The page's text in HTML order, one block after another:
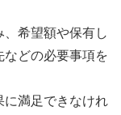
希望額や保有し
などの必要事項を
に満足できなけれ